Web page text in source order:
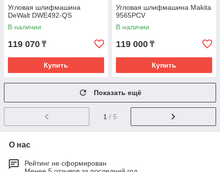
Угловая шлифмашина
DeWalt DWE492-QS
В наличии
119 070 ₸
Купить
Угловая шлифмашина Makita
9565PCV
В наличии
119 000 ₸
Купить
Показать ещё
1 / 5
О нас
Рейтинг не сформирован